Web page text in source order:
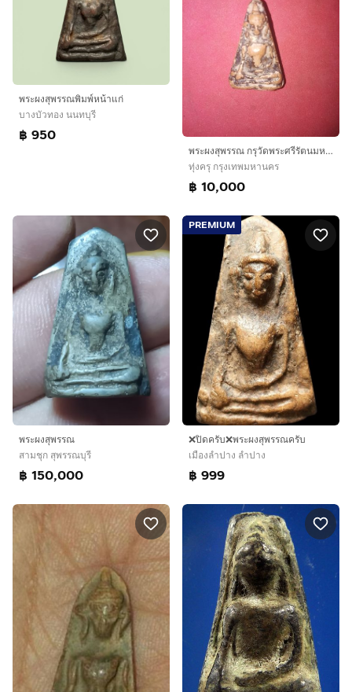
พระผงสุพรรณพิมพ์หน้าแก่
บางบัวทอง นนทบุรี
฿ 950
พระผงสุพรรณ กรุวัดพระศรีรัตนมหาธาตุ สุพรรณบุรี เนื้อดิน ลงรัก ทรงบิดเบี้ยว ผิวเดิม เก่า แห้ง รักลอก เดิมๆ เป็นธรรมชาติ สภาพสวยงามแท้ หายากมา
ทุ่งครุ กรุงเทพมหานคร
฿ 10,000
พระผงสุพรรณ
สามชุก สุพรรณบุรี
฿ 150,000
PREMIUM
❌ปิดครับ❌พระผงสุพรรณครับ
เมืองลำปาง ลำปาง
฿ 999